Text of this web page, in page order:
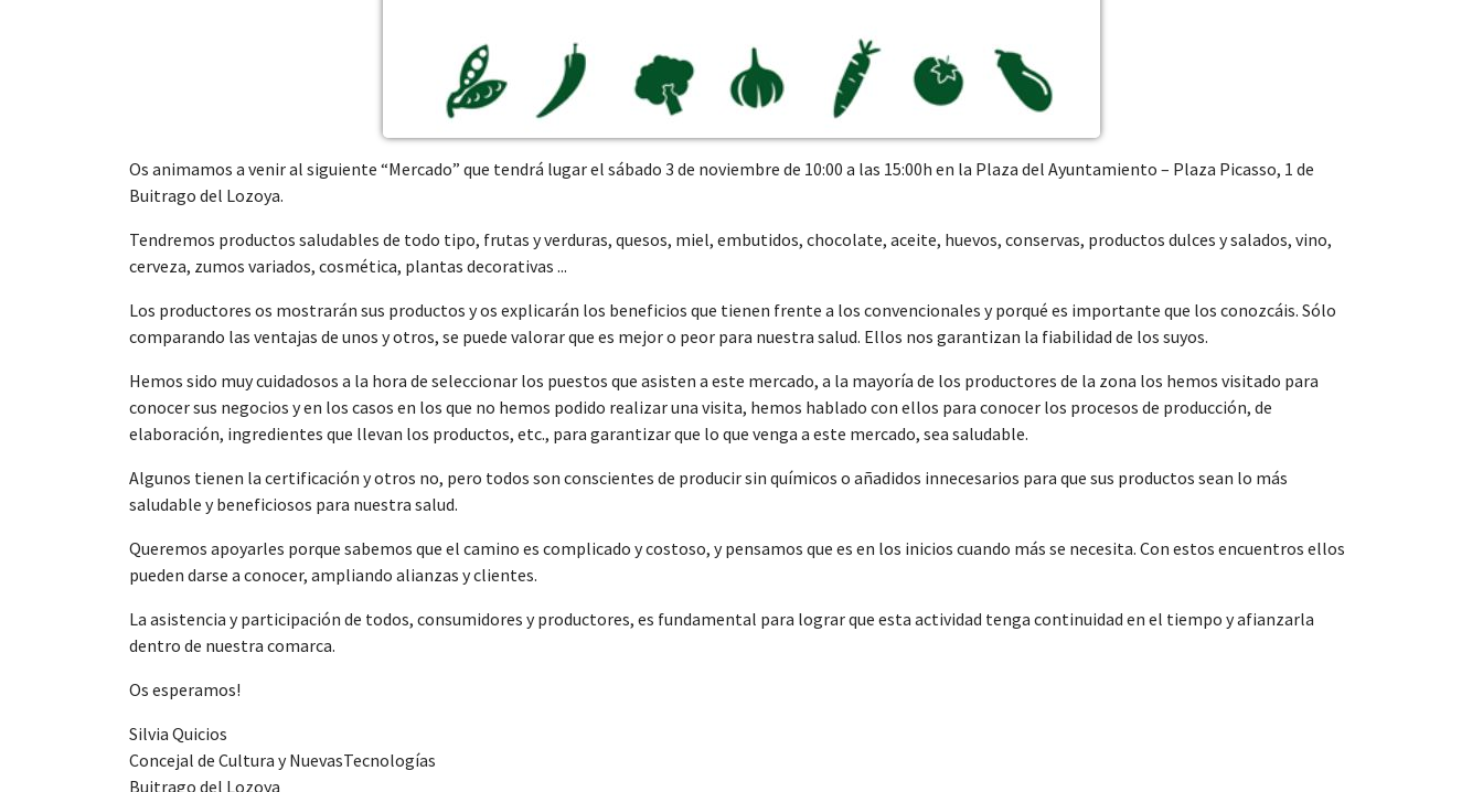
Os animamos a venir al siguiente “Mercado” que tendrá lugar el sábado 3 de noviembre de 10:00 a las 15:00h en la Plaza del Ayuntamiento – Plaza Picasso, 1 de
Buitrago del Lozoya.
Tendremos productos saludables de todo tipo, frutas y verduras, quesos, miel, embutidos, chocolate, aceite, huevos, conservas, productos dulces y salados, vino,
cerveza, zumos variados, cosmética, plantas decorativas ...
Los productores os mostrarán sus productos y os explicarán los beneficios que tienen frente a los convencionales y porqué es importante que los conozcáis. Sólo
comparando las ventajas de unos y otros, se puede valorar que es mejor o peor para nuestra salud. Ellos nos garantizan la fiabilidad de los suyos.
Hemos sido muy cuidadosos a la hora de seleccionar los puestos que asisten a este mercado, a la mayoría de los productores de la zona los hemos visitado para
conocer sus negocios y en los casos en los que no hemos podido realizar una visita, hemos hablado con ellos para conocer los procesos de producción, de
elaboración, ingredientes que llevan los productos, etc., para garantizar que lo que venga a este mercado, sea saludable.
Algunos tienen la certificación y otros no, pero todos son conscientes de producir sin químicos o añadidos innecesarios para que sus productos sean lo más
saludable y beneficiosos para nuestra salud.
Queremos apoyarles porque sabemos que el camino es complicado y costoso, y pensamos que es en los inicios cuando más se necesita. Con estos encuentros ellos
pueden darse a conocer, ampliando alianzas y clientes.
La asistencia y participación de todos, consumidores y productores, es fundamental para lograr que esta actividad tenga continuidad en el tiempo y afianzarla
dentro de nuestra comarca.
Os esperamos!
Silvia Quicios
Concejal de Cultura y NuevasTecnologías
Buitrago del Lozoya